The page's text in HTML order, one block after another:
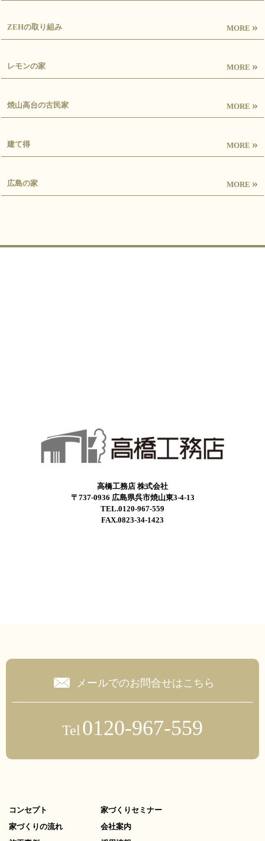
ZEHの取り組み MORE »
レモンの家 MORE »
焼山高台の古民家 MORE »
建て得 MORE »
広島の家 MORE »
高橋工務店 株式会社
〒737-0936 広島県呉市焼山東3-4-13
TEL.0120-967-559
FAX.0823-34-1423
メールでのお問合せはこちら
Tel 0120-967-559
コンセプト
家づくりの流れ
家づくりセミナー
会社案内